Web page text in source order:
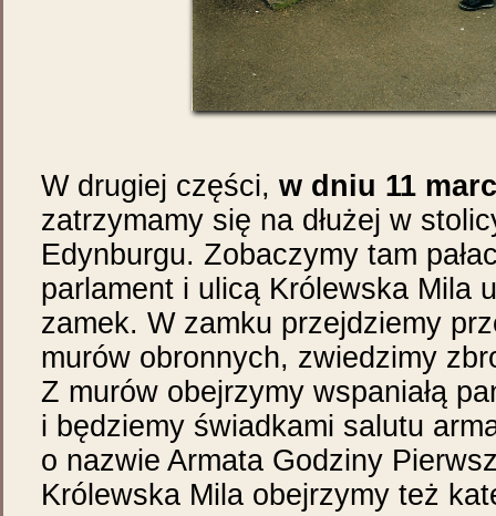
W drugiej części, w dniu 11
zatrzymamy się na dłużej w
Edynburgu. Zobaczymy tam
parlament i ulicą Królewska Mila
zamek. W zamku przejdziemy
murów obronnych, zwiedzimy
Z murów obejrzymy wspaniałą
i będziemy świadkami salutu
o nazwie Armata Godziny
Królewska Mila obejrzymy też